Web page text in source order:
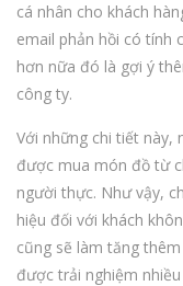
cá nhân cho khách
email phản hồi có tính
hơn nữa đó là gợi ý
công ty.
Với những chi tiết này,
được mua món đồ từ
người thực. Như vậy,
hiệu đối với khách
cũng sẽ làm tăng
được trải nghiệm